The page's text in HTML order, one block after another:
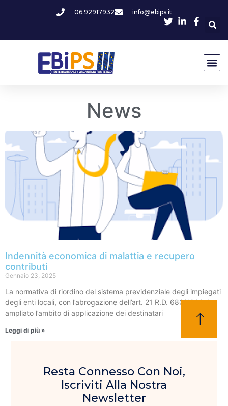
06.92917932 info@ebips.it
News
Indennità economica di malattia e recupero
contributi
Gennaio 23, 2025
La normativa di riordino del sistema previdenziale degli impiegati
degli enti locali, con l’abrogazione dell’art. 21 R.D. 680/1938, ha
ampliato l’ambito di applicazione dei destinatari
Leggi di più »
Resta Connesso Con Noi,
Iscriviti Alla Nostra
Newsletter